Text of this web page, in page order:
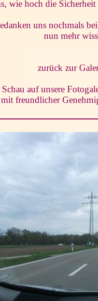
wie hoch die
uns nochmals
nun mehr
zurück zur
Schau auf unsere
freundlicher